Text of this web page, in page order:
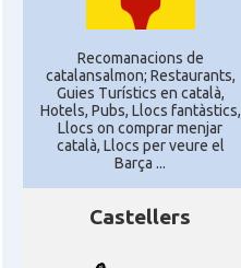
Recomanacions de
catalansalmon; Restaurants,
Guies Turístics en català,
Hotels, Pubs, Llocs fantàstics,
Llocs on comprar menjar
català, Llocs per veure el
Barça ...
Castellers